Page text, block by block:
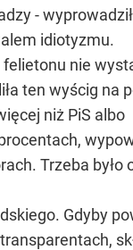
-
idiotyzmu.
nie
ten wyścig na
niż PiS albo
Trzeba było
Gdyby